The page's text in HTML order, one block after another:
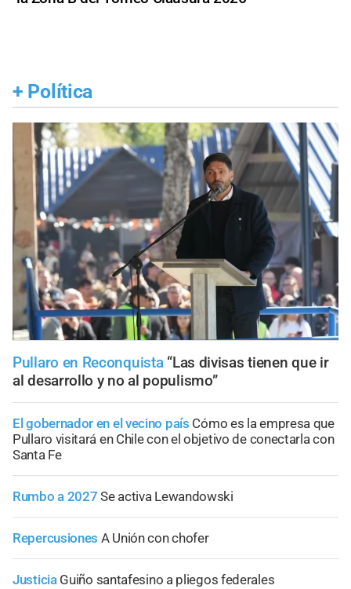
+ Política
Pullaro en Reconquista “Las divisas tienen que ir
al desarrollo y no al populismo”
El gobernador en el vecino país Cómo es la empresa que
Pullaro visitará en Chile con el objetivo de conectarla con
Santa Fe
Rumbo a 2027 Se activa Lewandowski
Repercusiones A Unión con chofer
Justicia Guiño santafesino a pliegos federales